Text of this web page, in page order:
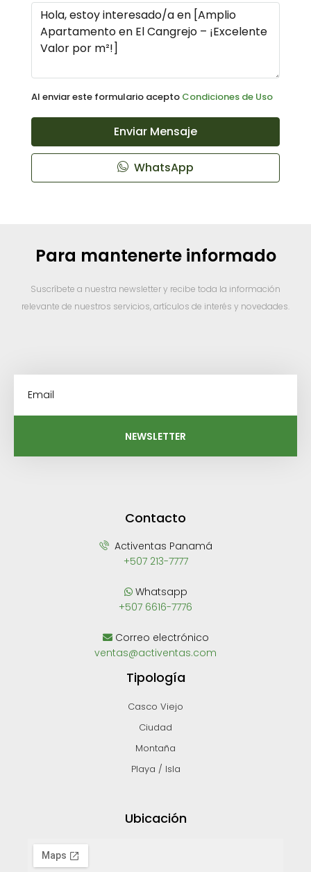
Al enviar este formulario acepto Condiciones de Uso
Enviar Mensaje
WhatsApp
Para mantenerte informado
Suscríbete a nuestra newsletter y recibe toda la información
relevante de nuestros servicios, artículos de interés y novedades.
NEWSLETTER
Contacto
Activentas Panamá
+507 213-7777
Whatsapp
+507 6616-7776
Correo electrónico
ventas@activentas.com
Tipología
Casco Viejo
Ciudad
Montaña
Playa / Isla
Ubicación